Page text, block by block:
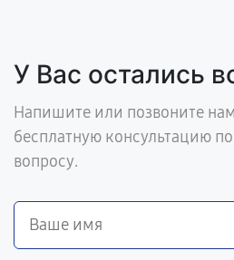
У Вас остались
Напишите или позвоните
бесплатную консультацию
вопросу.